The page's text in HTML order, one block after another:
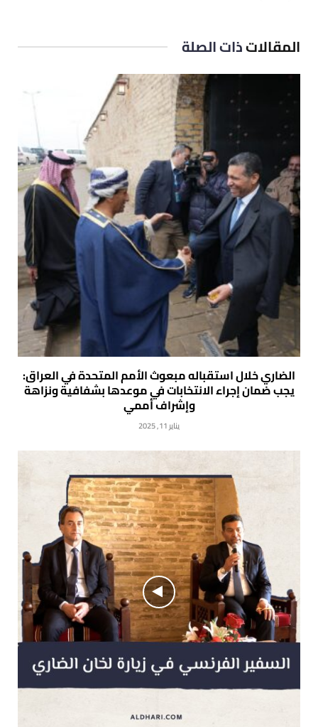
المقالاتذات الصلة
الضاري خلال استقباله مبعوث الأمم المتحدة في العراق:
يجب ضمان إجراء الانتخابات في موعدها بشفافية ونزاهة
وإشراف أممي
يناير 11, 2025